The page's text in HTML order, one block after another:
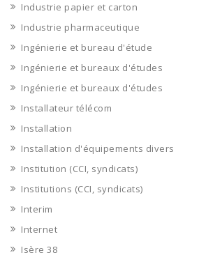
Industrie papier et carton
Industrie pharmaceutique
Ingénierie et bureau d'étude
Ingénierie et bureaux d'études
Ingénierie et bureaux d'études
Installateur télécom
Installation
Installation d'équipements divers
Institution (CCI, syndicats)
Institutions (CCI, syndicats)
Interim
Internet
Isère 38